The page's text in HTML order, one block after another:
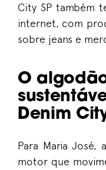
City SP também
internet, com
sobre jeans e
O
Denim
Para Maria José,
motor que